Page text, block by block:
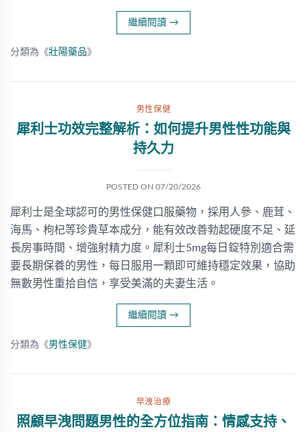
繼續閱讀 →
分類為《壯陽藥品》
男性保健
犀利士功效完整解析：如何提升男性性功能與
持久力
POSTED ON 07/20/2026
犀利士是全球認可的男性保健口服藥物，採用人參、鹿茸、
海馬、枸杞等珍貴草本成分，能有效改善勃起硬度不足、延
長房事時間、增強射精力度。犀利士5mg每日錠特別適合需
要長期保養的男性，每日服用一顆即可維持穩定效果，協助
無數男性重拾自信，享受美滿的夫妻生活。
繼續閱讀 →
分類為《男性保健》
早洩治療
照顧早洩問題男性的全方位指南：情感支持、